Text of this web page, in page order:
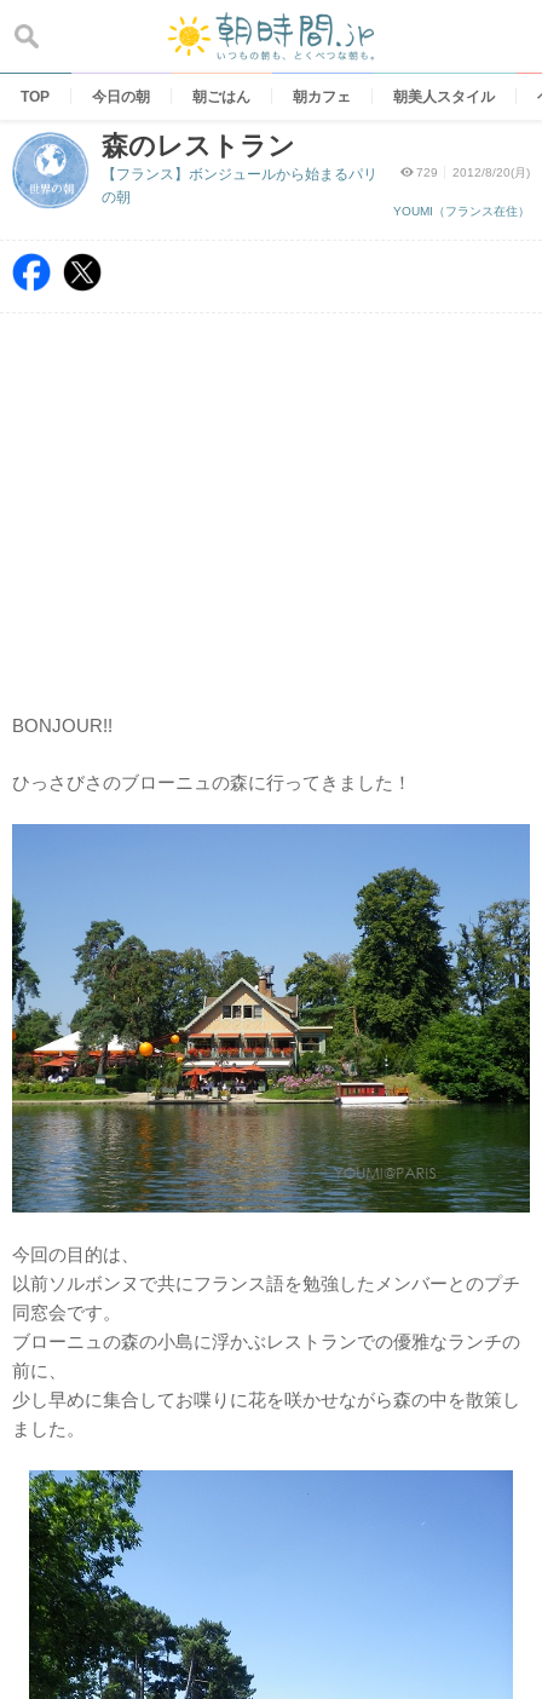
content
TOP 今日の朝 朝ごはん 朝カフェ 朝美人スタイル
森のレストラン
729 2012/8/20(月)
YOUMI（フランス在住）
【フランス】ボンジュールから始まるパリ
の朝
BONJOUR!!
ひっさびさのブローニュの森に行ってきました！
今回の目的は、
以前ソルボンヌで共にフランス語を勉強したメンバーとのプチ
同窓会です。
ブローニュの森の小島に浮かぶレストランでの優雅なランチの
前に、
少し早めに集合してお喋りに花を咲かせながら森の中を散策し
ました。